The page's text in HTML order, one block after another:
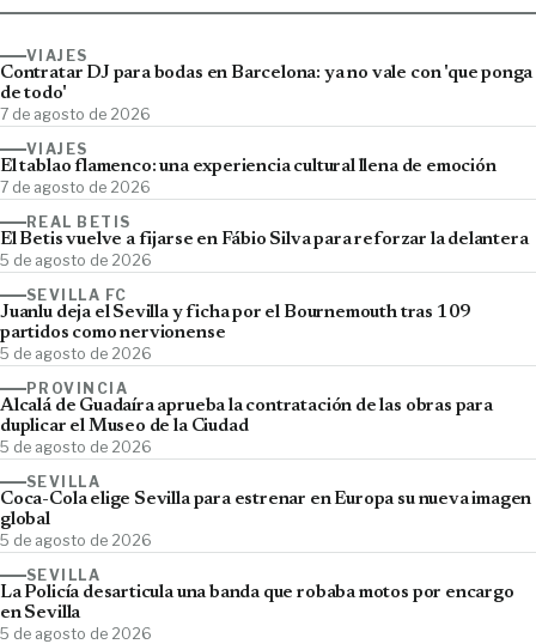
VIAJES
Contratar DJ para bodas en Barcelona: ya no vale con 'que ponga
de todo'
7 de agosto de 2026
VIAJES
El tablao flamenco: una experiencia cultural llena de emoción
7 de agosto de 2026
REAL BETIS
El Betis vuelve a fijarse en Fábio Silva para reforzar la delantera
5 de agosto de 2026
SEVILLA FC
Juanlu deja el Sevilla y ficha por el Bournemouth tras 109
partidos como nervionense
5 de agosto de 2026
PROVINCIA
Alcalá de Guadaíra aprueba la contratación de las obras para
duplicar el Museo de la Ciudad
5 de agosto de 2026
SEVILLA
Coca-Cola elige Sevilla para estrenar en Europa su nueva imagen
global
5 de agosto de 2026
SEVILLA
La Policía desarticula una banda que robaba motos por encargo
en Sevilla
5 de agosto de 2026